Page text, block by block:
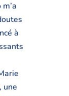
à
, une